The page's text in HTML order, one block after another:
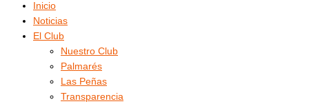
Inicio
Noticias
El Club
Nuestro Club
Palmarés
Las Peñas
Transparencia